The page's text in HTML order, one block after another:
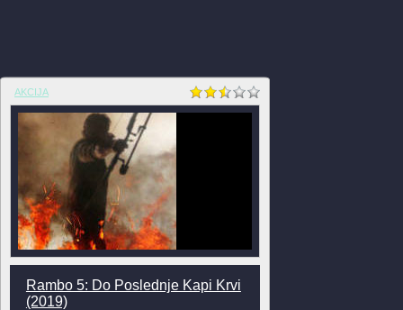
AKCIJA
Rambo 5: Do Poslednje Kapi Krvi
(2019)